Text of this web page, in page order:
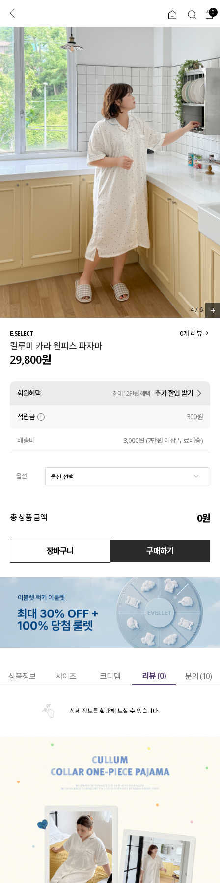
로그인 0
TW
JP
콘텐츠 리뷰 & 혜택 플러스핏 회원혜택
CATEGORY COMMUNITY
도착보장⚡
인플루언서 pick!
신상 5%
하객룩
살안타템
110사이즈
티셔츠
셔츠
원피스
니트
ALL
익스클루시브
아우터
티셔츠
니트
블라우스
원피스
팬츠
스커트
0
4/ 6 +
E.SELECT
컬루미 카라 원피스 파자마
0개 리뷰
29,800원
회원혜택 최대 12만원 혜택 추가 할인 받기
적립금 300원
배송비 3,000원 (7만원 이상 무료배송)
옵션
총 상품 금액 0원
장바구니 구매하기
상품정보 사이즈 코디템 리뷰 (0) 문의 (10)
상세 정보를 확대해 보실 수 있습니다.